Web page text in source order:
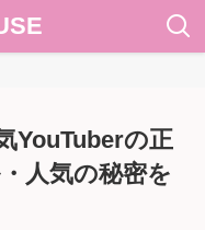
YouTuberの正
人気の秘密を